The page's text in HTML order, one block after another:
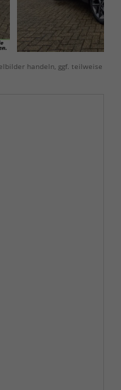
handeln, ggf. teilweise